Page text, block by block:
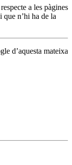
a les pàgines
que n’hi ha de la
d’aquesta mateixa